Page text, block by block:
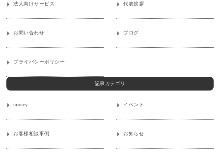
法人向けサービス 代表挨拶
お問い合わせ ブログ
プライバシーポリシー
記事カテゴリ
money イベント
お客様相談事例 お知らせ